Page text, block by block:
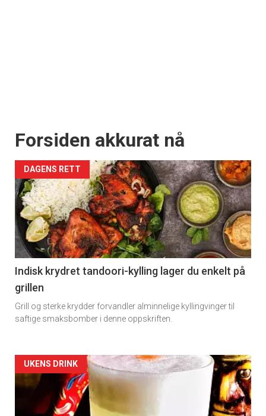
Forsiden akkurat nå
DAGENS RETT
Indisk krydret tandoori-kylling lager du enkelt på
grillen
Grill og sterke krydder forvandler alminnelige kyllingvinger til
saftige smaksbomber i denne oppskriften.
Forsiden
akkurat
UKENS DRINK